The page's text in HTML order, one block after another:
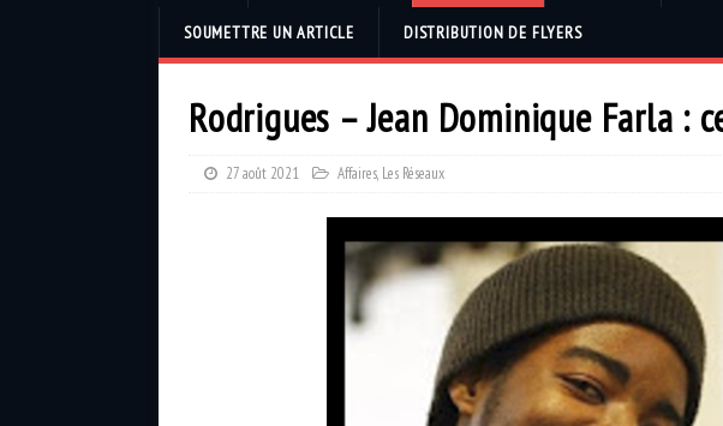
SOUMETTRE UN ARTICLE DISTRIBUTION DE FLYERS
Rodrigues – Jean Dominique Farla :
27 août 2021 Affaires, Les Réseaux